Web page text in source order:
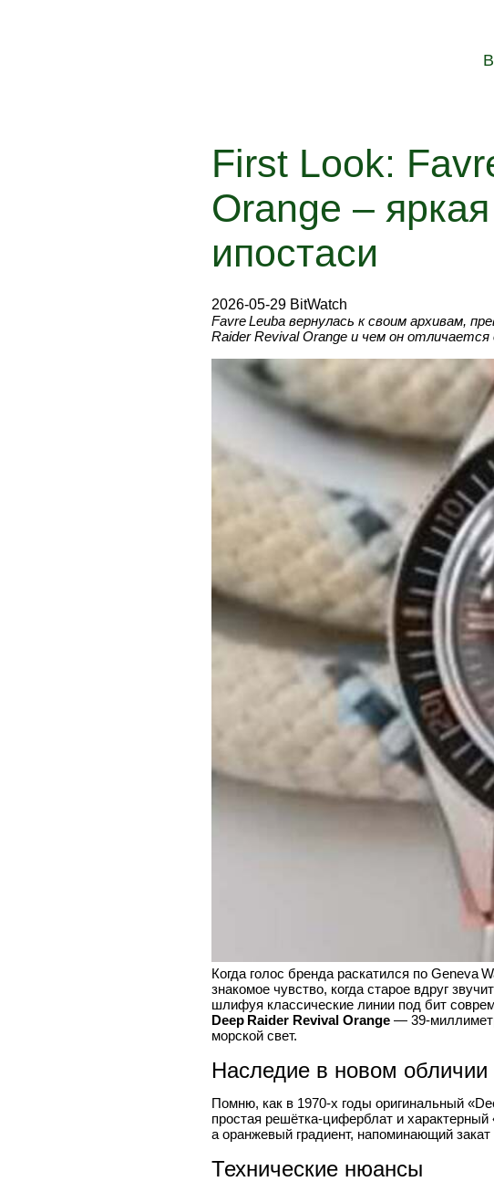
First Look:
Orange –
ипостаси
2026-05-29 BitWatch
Favre Leuba вернулась к своим архивам,
Raider Revival Orange и чем он
Когда голос бренда раскатился по Geneva
знакомое чувство, когда старое вдруг
шлифуя классические линии под бит
Deep Raider Revival Orange—
морской свет.
Наследие в новом обличии
Помню, как в 1970‑х годы оригинальный
простая решётка‑циферблат и
а оранжевый градиент, напоминающий
Технические нюансы